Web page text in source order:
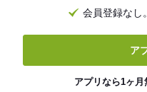
会員登録なし
ア
アプリなら1ヶ月